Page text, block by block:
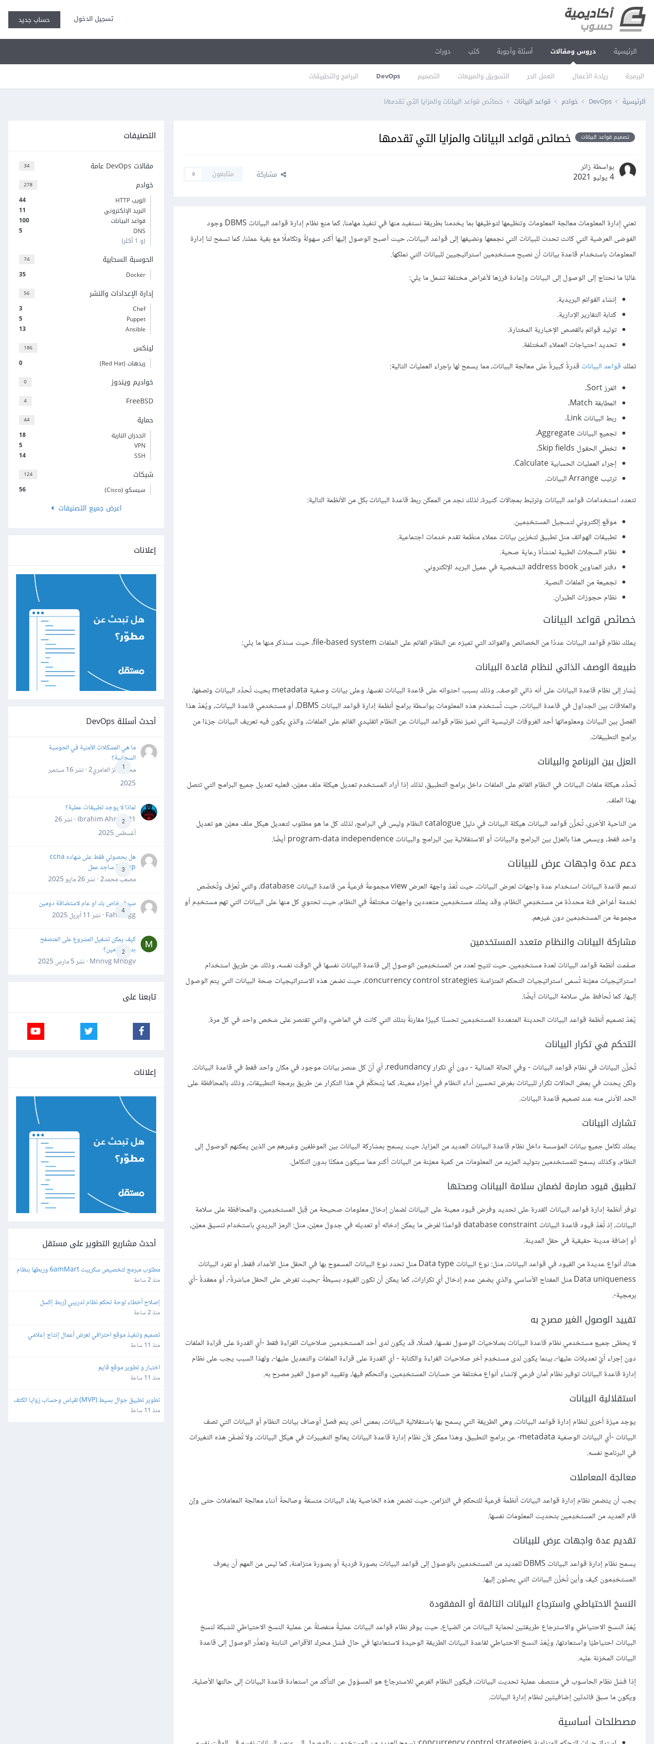
تسجيل الدخول حساب جديد
الرئيسية دروس ومقالات
البرمجة ريادة الأعمال العمل الحر التسويق والمبيعات التصميم DevOps البرامج والتطبيقات
أسئلة وأجوبة كتب دورات
الرئيسية DevOps خوادم قواعد البيانات خصائص قواعد البيانات والمزايا التي تقدمها
تصميم قواعد البيانات خصائص قواعد البيانات والمزايا التي تقدمها
بواسطة زائر
4 يوليو 2021
مشاركة متابعون 0
تعني إدارة المعلومات معالجة المعلومات وتنظيمها لتوظيفها بما يخدمنا بطريقة نستفيد منها في تنفيذ مهامنا، كما منع نظام إدارة قواعد البيانات DBMS وجود
الفوضى العرضية التي كانت تحدث للبيانات التي نجمعها ونضيفها إلى قواعد البيانات، حيث أصبح الوصول إليها أكثر سهولةً وتكاملًا مع بقية عملنا، كما تسمح لنا إدارة
المعلومات باستخدام قاعدة بيانات أن نصبح مستخدِمين استراتيجيين للبيانات التي نملكها.
غالبًا ما نحتاج إلى الوصول إلى البيانات وإعادة فرزها لأغراض مختلفة تشمل ما يلي:
إنشاء القوائم البريدية.
كتابة التقارير الإدارية.
توليد قوائم بالقصص الإخبارية المختارة.
تحديد احتياجات العملاء المختلفة.
تملك قواعد البيانات قدرةً كبيرةً على معالجة البيانات، مما يسمح لها بإجراء العمليات التالية:
الفرز Sort.
المطابقة Match.
ربط البيانات Link.
تجميع البيانات Aggregate.
تخطي الحقول Skip fields.
إجراء العمليات الحسابية Calculate.
ترتيب Arrange البيانات.
تتعدد استخدامات قواعد البيانات وترتبط بمجالات كثيرة، لذلك نجد من الممكن ربط قاعدة البيانات بكل من الأنظمة التالية:
موقع إلكتروني لتسجيل المستخدِمين.
تطبيقات الهواتف مثل تطبيق لتخزين بيانات عملاء منظَمة تقدم خدمات اجتماعية.
نظام السجلات الطبية لمنشأة رعاية صحية.
دفتر العناوين address book الشخصية في عميل البريد الإلكتروني.
تجميعة من الملفات النصية.
نظام حجوزات الطيران.
خصائص قواعد البيانات
يملك نظام قواعد البيانات عددًا من الخصائص والفوائد التي تميزه عن النظام القائم على الملفات file-based system، حيث سنذكر منها ما يلي:
طبيعة الوصف الذاتي لنظام قاعدة البيانات
يُشار إلى نظام قاعدة البيانات على أنه ذاتي الوصف، وذلك بسبب احتوائه على قاعدة البيانات تفسها، وعلى بيانات وصفية metadata بحيث تُحدِّد البيانات وتصفها،
والعلاقات بين الجداول في قاعدة البيانات، حيث تُستخدَم هذه المعلومات بواسطة برامج أنظمة إدارة قواعد البيانات DBMS، أو مستخدمي قاعدة البيانات، ويُعَدّ هذا
الفصل بين البيانات ومعلوماتها أحد الفروقات الرئيسية التي تميز نظام قواعد البيانات عن النظام اتقليدي القائم على الملفات، والذي يكون فيه تعريف البيانات جزءًا من
برامج التطبيقات.
العزل بين البرنامج والبيانات
تُحدَّد هيكلة ملفات البيانات في النظام القائم على الملفات داخل برامج التطبيق، لذلك إذا أراد المستخدم تعديل هيكلة ملف معيَّن، فعليه تعديل جميع البرامج التي تتصل
بهذا الملف.
من الناحية الأخرى، تُخزِّن قواعد البيانات هيكلة البيانات في دليل catalogue النظام وليس في البرامج، لذلك كل ما هو مطلوب لتعديل هيكل ملف معيَّن هو تعديل
واحد فقط، ويسمى هذا بالعزل بين البرامج والبيانات أو الاستقلالية بين البرامج والبيانات program-data independence أيضًا.
دعم عدة واجهات عرض للبيانات
تدعم قاعدة البيانات استخدام عدة واجهات لعرض البيانات، حيث تُعَدّ واجهة العرض view مجموعةً فرعيةً من قاعدة البيانات database، والتي تُعرَّف وتُخصَّص
لخدمة أغراض فئة محددَّة من مستخدِمي النظام، وقد يملك مستخدِمين متعددين واجهات مختلفةً في النظام، حيث تحتوي كل منها على البيانات التي تهم مستخدِم أو
مجموعة من المستخدِمين دون غيرهم.
مشاركة البيانات والنظام متعدد المستخدمين
صمِّمت أنظمة قواعد البيانات لعدة مستخدِمين، حيث تتيح لعدد من المستخدِمين الوصول إلى قاعدة البيانات نفسها في الوقت نفسه، وذلك عن طريق استخدام
استراتيجيات معيَّنة تُسمى استراتيجيات التحكم المتزامنة concurrency control strategies، حيث تضمن هذه الاستراتيجيات صِحة البيانات التي يتم الوصول
إليها، كما تُحافظ على سلامة البيانات أيضًا.
يُعَدّ تصميم أنظمة قواعد البيانات الحديثة المتعددة المستخدِمين تحسنًا كبيرًا مقارنةً بتلك التي كانت في الماضي، والتي تقتصر على شخص واحد في كل مرة.
التحكم في تكرار البيانات
تُخزَّن البيانات في نظام قواعد البيانات - وفي الحالة المثالية - دون أي تكرار redundancy، أي أنّ كل عنصر بيانات موجود في مكان واحد فقط في قاعدة البيانات.
ولكن يحدث في بعض الحالات تكرار للبيانات بغرض تحسين أداء النظام في أجزاء معينة، كما يُتحكَّم في هذا التكرار عن طريق برمجة التطبيقات، وذلك بالمحافظة على
الحد الأدنى منه عند تصميم قاعدة البيانات.
تشارك البيانات
يملك تكامل جميع بيانات المؤسسة داخل نظام قاعدة البيانات العديد من المزايا، حيث يسمح بمشاركة البيانات بين الموظفين وغيرهم من الذين يمكنهم الوصول إلى
النظام، وكذلك يسمح للمستخدمين بتوليد المزيد من المعلومات من كمية معيَّنة من البيانات أكثر مما سيكون ممكنًا بدون التكامل.
تطبيق قيود صارمة لضمان سلامة البيانات وصحتها
توفر أنظمة إدارة قواعد البيانات القدرة على تحديد وفرض قيود معينة على البيانات لضمان إدخال معلومات صحيحة من قِبَل المستخدِمين، والمحافظة على سلامة
البيانات، إذ تُعَدّ قيود قاعدة البيانات database constraint قواعدًا لفرض ما يمكن إدخاله أو تعديله في جدول معيَّن، مثل: الرمز البريدي باستخدام تنسيق معيَّن،
أو إضافة مدينة حقيقية في حقل المدينة.
هناك أنواع عديدة من القيود في قواعد البيانات، مثل: نوع البيانات Data type مثل تحدد نوع البيانات المسموح بها في الحقل مثل الأعداد فقط، أو تفرد البيانات
Data uniqueness مثل المفتاح الأساسي والذي يضمن عدم إدخال أي تكرارات، كما يمكن أن تكون القيود بسيطةً -بحيث تفرض على الحقل مباشرةً-، أو معقدةً -أي
برمجية-.
تقييد الوصول الغير مصرح به
لا يحظى جميع مستخدمي نظام قاعدة البيانات بصلاحيات الوصول نفسها، فمثلًا، قد يكون لدى أحد المستخدِمين صلاحيات القراءة فقط -أي القدرة على قراءة الملفات
دون إجراء أيّ تعديلات عليها-، بينما يكون لدى مستخدِم آخر صلاحيات القراءة والكتابة - أي القدرة على قراءة الملفات والتعديل عليها-، ولهذا السبب يجب على نظام
إدارة قاعدة البيانات توفير نظام أمان فرعي لإنشاء أنواع مختلفة من حسابات المستخدِمين، والتحكم فيها، وتقييد الوصول الغير مصرح به.
استقلالية البيانات
يوجد ميزة أخرى لنظام إدارة قواعد البيانات، وهي الطريقة التي يسمح بها باستقلالية البيانات، بمعنى آخر، يتم فصل أوصاف بيانات النظام أو البيانات التي تصف
البيانات -أي البيانات الوصفية metadata- عن برامج التطبيق، وهذا ممكن لأن نظام إدارة قاعدة البيانات يعالج التغييرات في هيكل البيانات، ولا تُضمَّن هذه التغيرات
في البرنامج نفسه.
معالجة المعاملات
يجب أن يتضمن نظام إدارة قواعد البيانات أنظمةً فرعيةً للتحكم في التزامن، حيث تضمن هذه الخاصية بقاء البيانات متسقةً وصالحةً أثناء معالجة المعامَلات حتى وإن
قام العديد من المستخدِمين بتحديث المعلومات نفسها.
تقديم عدة واجهات عرض للبيانات
يسمح نظام إدارة قواعد البيانات DBMS للعديد من المستخدمين بالوصول إلى قواعد البيانات بصورة فردية أو بصورة متزامنة، كما ليس من المهم أن يعرف
المستخدِمون كيف وأين تُخزَّن البيانات التي يصلون إليها.
النسخ الاحتياطي واسترجاع البيانات التالفة أو المفقودة
يُعَدّ النسخ الاحتياطي والاسترجاع طريقتَين لحماية البيانات من الضياع، حيث يوفر نظام قواعد البيانات عمليةً منفصلةً عن عملية النسخ الاحتياطي للشبكة لنسخ
البيانات احتياطيًا واستعادتها، ويُعَدّ النسخ الاحتياطي لقاعدة البيانات الطريقة الوحيدة لاستعادتها في حال فشل محرك الأقراص الثابتة وتعذَّر الوصول إلى قاعدة
البيانات المخزنة عليه.
إذا فشل نظام الحاسوب في منتصف عملية تحديث البيانات، فيكون النظام الفرعي للاسترجاع هو المسؤول عن التأكد من استعادة قاعدة البيانات إلى حالتها الأصلية،
ويكون ما سبق فائدتَين إضافيتَين لنظام إدارة البيانات.
مصطلحات أساسية
التصنيفات
34 مقالات DevOps عامة
278 خوادم
44
الويب HTTP
11
البريد الإلكتروني
100
قواعد البيانات
5
DNS
(و 1 أكثر)
74 الحوسبة السحابية
35 Docker
56 إدارة الإعدادات والنشر
3
Chef
5
Puppet
13
Ansible
186 لينكس
0 ريدهات (Red Hat)
0 خواديم ويندوز
4 FreeBSD
44 حماية
18
الجدران النارية
5
VPN
14
SSH
124 شبكات
56 سيسكو (Cisco)
اعرض جميع التصنيفات
إعلانات
أحدث أسئلة DevOps
1
ما هي المشكلات الأمنية في الحوسبة
السحابية؟
محمد فائز العامري2 · نشر
16 سبتمبر
2025
2
لماذا لا يوجد تطبيقات عملية؟
Ibrahim Ahmed21 · نشر
26
أغسطس 2025
3
هل بحصولي فقط على شهاده ccna
&ccnp ساجد عمل
مصعب محمد2 · نشر
26 مايو 2025
4
سيرفر خاص بك او عام لاستضافة دومين
Fahd Ggg · نشر
11 أبريل 2025
2
كيف يمكن تشغيل المشروع على المتصفح
بدون دومين؟
Mnnvg Mnbgv · نشر
5 مارس 2025
تابعنا على
إعلانات
أحدث مشاريع التطوير على مستقل
المحاسبة "دفترة" وبوابات الدفع في مصر
منذ 2 ساعة
وصلاحيات)
منذ 2 ساعة
تصميم وتنفيذ موقع احترافي لعرض أعمال إنتاج إعلامي
منذ 11 ساعة
اختبار و تطوير موقع قايم
منذ 11 ساعة
تطوير تطبيق جوال بسيط (MVP) لقياس وحساب زوايا الكتف
منذ 11 ساعة